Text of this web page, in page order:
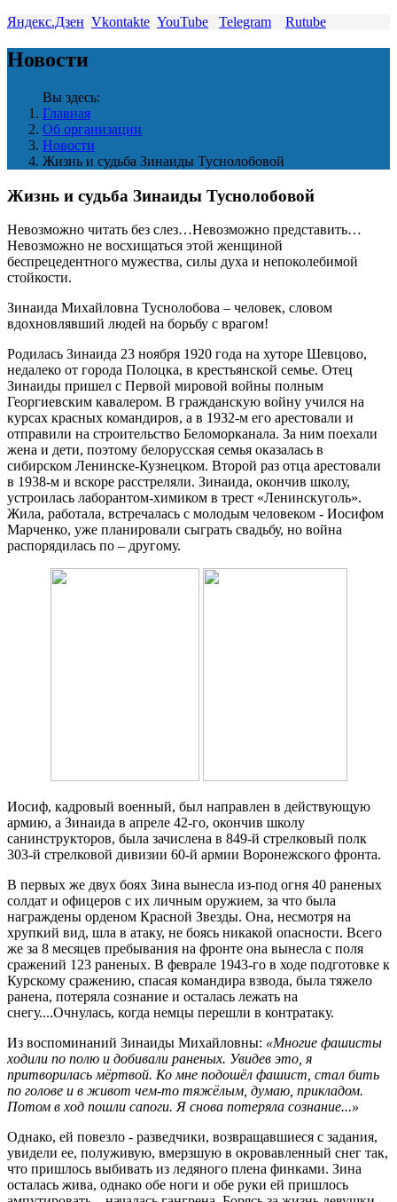
Яндекс.Дзен Vkontakte YouTube Telegram Rutube
Новости
Вы здесь:
Главная
Об организации
Новости
Жизнь и судьба Зинаиды Туснолобовой
Жизнь и судьба Зинаиды Туснолобовой
Невозможно читать без слез…Невозможно представить…
Невозможно не восхищаться этой женщиной
беспрецедентного мужества, силы духа и непоколебимой
стойкости.
Зинаида Михайловна Туснолобова – человек, словом
вдохновлявший людей на борьбу с врагом!
Родилась Зинаида 23 ноября 1920 года на хуторе Шевцово,
недалеко от города Полоцка, в крестьянской семье. Отец
Зинаиды пришел с Первой мировой войны полным
Георгиевским кавалером. В гражданскую войну учился на
курсах красных командиров, а в 1932-м его арестовали и
отправили на строительство Беломорканала. За ним поехали
жена и дети, поэтому белорусская семья оказалась в
сибирском Ленинске-Кузнецком. Второй раз отца арестовали
в 1938-м и вскоре расстреляли. Зинаида, окончив школу,
устроилась лаборантом-химиком в трест «Ленинскуголь».
Жила, работала, встречалась с молодым человеком - Иосифом
Марченко, уже планировали сыграть свадьбу, но война
распорядилась по – другому.
Иосиф, кадровый военный, был направлен в действующую
армию, а Зинаида в апреле 42-го, окончив школу
санинструкторов, была зачислена в 849-й стрелковый полк
303-й стрелковой дивизии 60-й армии Воронежского фронта.
В первых же двух боях Зина вынесла из-под огня 40 раненых
солдат и офицеров с их личным оружием, за что была
награждены орденом Красной Звезды. Она, несмотря на
хрупкий вид, шла в атаку, не боясь никакой опасности. Всего
же за 8 месяцев пребывания на фронте она вынесла с поля
сражений 123 раненых. В феврале 1943-го в ходе подготовке к
Курскому сражению, спасая командира взвода, была тяжело
ранена, потеряла сознание и осталась лежать на
снегу....Очнулась, когда немцы перешли в контратаку.
Из воспоминаний Зинаиды Михайловны: «Многие фашисты
ходили по полю и добивали раненых. Увидев это, я
притворилась мёртвой. Ко мне подошёл фашист, стал бить
по голове и в живот чем-то тяжёлым, думаю, прикладом.
Потом в ход пошли сапоги. Я снова потеряла сознание...»
Однако, ей повезло - разведчики, возвращавшиеся с задания,
увидели ее, полуживую, вмерзшую в окровавленный снег так,
что пришлось выбивать из ледяного плена финками. Зина
осталась жива, однако обе ноги и обе руки ей пришлось